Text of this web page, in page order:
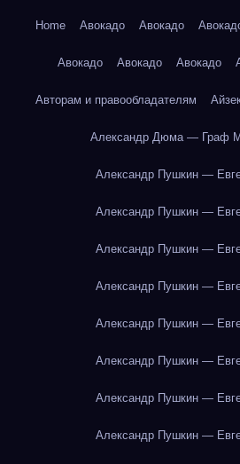
Home Авокадо Авокадо
Авокадо Авокадо Авокадо
Авторам и правообладателям
Александр Дюма — Граф
Александр Пушкин —
Александр Пушкин —
Александр Пушкин —
Александр Пушкин —
Александр Пушкин —
Александр Пушкин —
Александр Пушкин —
Александр Пушкин —